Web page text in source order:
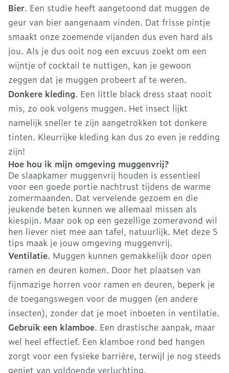
Bier. Een studie heeft aangetoond dat muggen de
geur van bier aangenaam vinden. Dat frisse pintje
smaakt onze zoemende vijanden dus even hard als
jou. Als je dus ooit nog een excuus zoekt om een
wijntje of cocktail te nuttigen, kan je gewoon
zeggen dat je muggen probeert af te weren.
Donkere kleding. Een little black dress staat nooit
mis, zo ook volgens muggen. Het insect lijkt
namelijk sneller te zijn aangetrokken tot donkere
tinten. Kleurrijke kleding kan dus zo even je redding
zijn!
Hoe hou ik mijn omgeving muggenvrij?
De slaapkamer muggenvrij houden is essentieel
voor een goede portie nachtrust tijdens de warme
zomermaanden. Dat vervelende gezoem en die
jeukende beten kunnen we allemaal missen als
kiespijn. Maar ook op een gezellige zomeravond wil
hen liever niet mee aan tafel, natuurlijk. Met deze 5
tips maak je jouw omgeving muggenvrij.
Ventilatie. Muggen kunnen gemakkelijk door open
ramen en deuren komen. Door het plaatsen van
fijnmazige horren voor ramen en deuren, beperk je
de toegangswegen voor de muggen (en andere
insecten), zonder dat je moet inboeten in ventilatie.
Gebruik een klamboe. Een drastische aanpak, maar
wel heel effectief. Een klamboe rond bed hangen
zorgt voor een fysieke barrière, terwijl je nog steeds
geniet van voldoende verluchting.